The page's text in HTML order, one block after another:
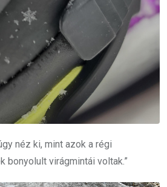
néz ki, mint azok a régi
bonyolult virágmintái voltak.”